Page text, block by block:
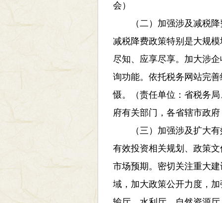
会）
（二）加强涉及减税降费
减税降费政策特别是大规
尽知、应享尽享。加大涉
询功能。依托税务网站完
慑。（责任单位：省税务
府有关部门，各省辖市政
（三）加强涉及扩大有
有效投资相关规划、政策
市场预期。密切关注重大
域，加大政策公开力度，